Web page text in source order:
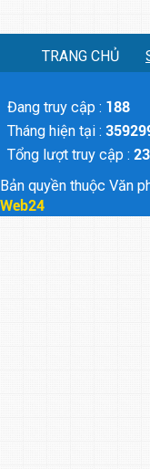
TRANG CHỦ
Đang truy cập : 188
Tháng hiện tại :
Tổng lượt truy cập :
Bản quyền thuộc Văn
Web24